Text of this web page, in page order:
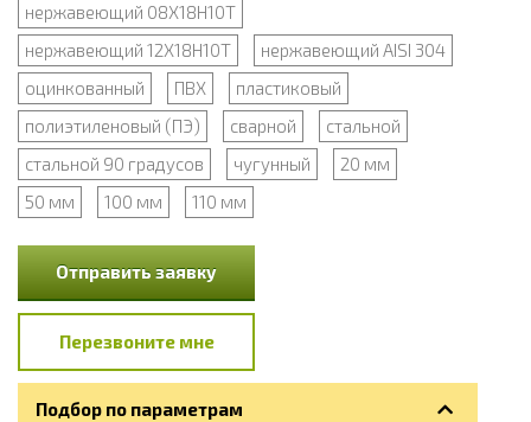
нержавеющий 08Х18Н10Т
нержавеющий 12Х18Н10Т
нержавеющий AISI 304
оцинкованный
ПВХ
пластиковый
полиэтиленовый (ПЭ)
сварной
стальной
стальной 90 градусов
чугунный
20 мм
50 мм
100 мм 110 мм
Отправить заявку
Перезвоните мне
Подбор по параметрам